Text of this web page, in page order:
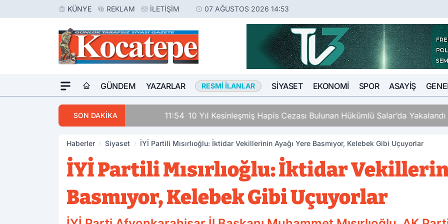
KÜNYE REKLAM İLETIŞIM 07 AĞUSTOS 2026 14:53
GÜNDEM YAZARLAR RESMI İLANLAR SIYASET EKONOMI SPOR ASAYIŞ
SON DAKİKA 10 Yıl Kesinleşmiş Hapis Cezası Bulunan Hükümlü Salar’da Yakalandı
Haberler Siyaset İYİ Partili Mısırlıoğlu: İktidar Vekillerinin Ayağı Yere Basmıyor, Kelebek Gibi Uçuyorlar
İYİ Partili Mısırlıoğlu: İktidar
Basmıyor, Kelebek Gibi Uçuyorlar